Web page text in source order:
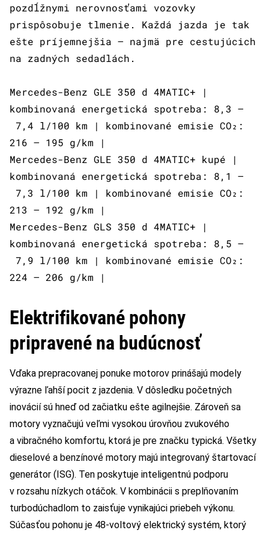
pozdĺžnymi nerovnosťami vozovky
prispôsobuje tlmenie. Každá jazda je tak
ešte príjemnejšia – najmä pre cestujúcich
na zadných sedadlách.
Mercedes-Benz GLE 350 d 4MATIC+ |
kombinovaná energetická spotreba: 8,3 –
7,4 l/100 km | kombinované emisie CO₂:
216 – 195 g/km |
Mercedes-Benz GLE 350 d 4MATIC+ kupé |
kombinovaná energetická spotreba: 8,1 –
7,3 l/100 km | kombinované emisie CO₂:
213 – 192 g/km |
Mercedes-Benz GLS 350 d 4MATIC+ |
kombinovaná energetická spotreba: 8,5 –
7,9 l/100 km | kombinované emisie CO₂:
224 – 206 g/km |
Elektrifikované pohony
pripravené na budúcnosť
Vďaka prepracovanej ponuke motorov prinášajú modely
výrazne ľahší pocit z jazdenia. V dôsledku početných
inovácií sú hneď od začiatku ešte agilnejšie. Zároveň sa
motory vyznačujú veľmi vysokou úrovňou zvukového
a vibračného komfortu, ktorá je pre značku typická. Všetky
dieselové a benzínové motory majú integrovaný štartovací
generátor (ISG). Ten poskytuje inteligentnú podporu
v rozsahu nízkych otáčok. V kombinácii s preplňovaním
turbodúchadlom to zaisťuje vynikajúci priebeh výkonu.
Súčasťou pohonu je 48-voltový elektrický systém, ktorý